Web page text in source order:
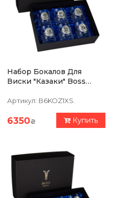
Набор Бокалов Для
Виски "Казаки" Boss
Серебро, Хрусталь
Артикул: B6KOZ1XS.
6350₴ Купить